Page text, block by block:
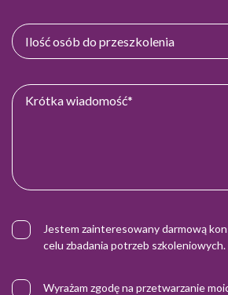
Jestem zainteresowany darmową
celu zbadania potrzeb szkoleniowych.
Wyrażam zgodę na przetwarzanie